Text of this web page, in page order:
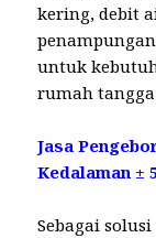
kering, debit
untuk
rumah
Jasa
Kedalaman ±
Sebagai